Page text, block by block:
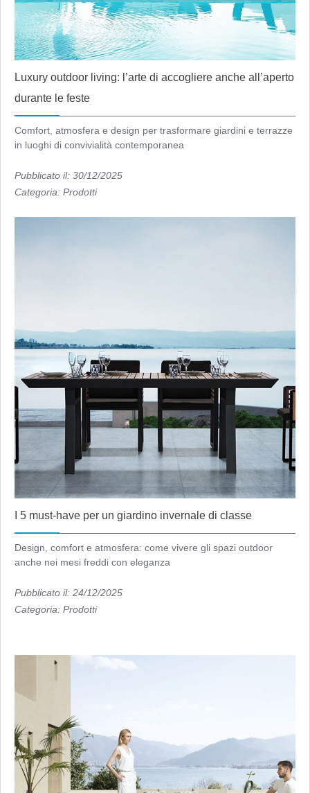
Luxury outdoor living: l’arte di accogliere anche all’aperto
durante le feste
Comfort, atmosfera e design per trasformare giardini e terrazze
in luoghi di convivialità contemporanea
Pubblicato il: 30/12/2025
Categoria: Prodotti
I 5 must-have per un giardino invernale di classe
Design, comfort e atmosfera: come vivere gli spazi outdoor
anche nei mesi freddi con eleganza
Pubblicato il: 24/12/2025
Categoria: Prodotti